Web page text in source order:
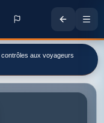
contrôles aux voyageurs